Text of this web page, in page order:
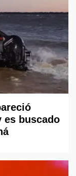
es buscado